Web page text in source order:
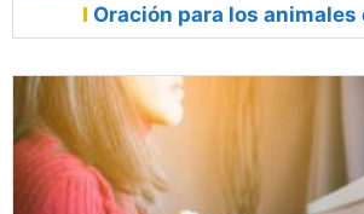
Oración para los animales